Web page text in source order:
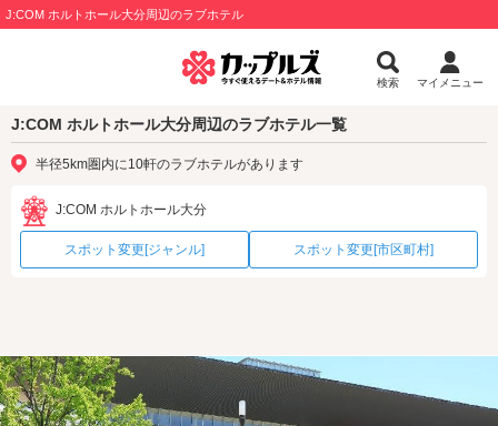
J:COM ホルトホール大分周辺のラブホテル
検索 マイメニュー
J:COM ホルトホール大分周辺のラブホテル一覧
半径5km圏内に10軒のラブホテルがあります
J:COM ホルトホール大分
スポット変更[ジャンル] スポット変更[市区町村]